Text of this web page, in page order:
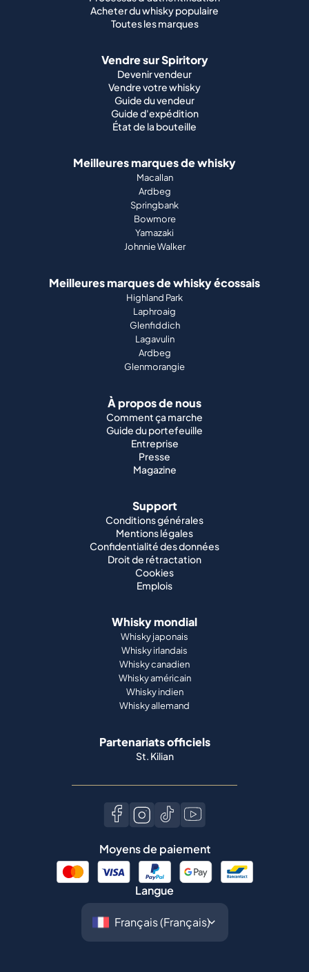
Acheter du whisky populaire
Toutes les marques
Vendre sur Spiritory
Devenir vendeur
Vendre votre whisky
Guide du vendeur
Guide d'expédition
État de la bouteille
Meilleures marques de whisky
Macallan
Ardbeg
Springbank
Bowmore
Yamazaki
Johnnie Walker
Meilleures marques de whisky écossais
Highland Park
Laphroaig
Glenfiddich
Lagavulin
Ardbeg
Glenmorangie
À propos de nous
Comment ça marche
Guide du portefeuille
Entreprise
Presse
Magazine
Support
Conditions générales
Mentions légales
Confidentialité des données
Droit de rétractation
Cookies
Emplois
Whisky mondial
Whisky japonais
Whisky irlandais
Whisky canadien
Whisky américain
Whisky indien
Whisky allemand
Partenariats officiels
St. Kilian
Moyens de paiement
Langue